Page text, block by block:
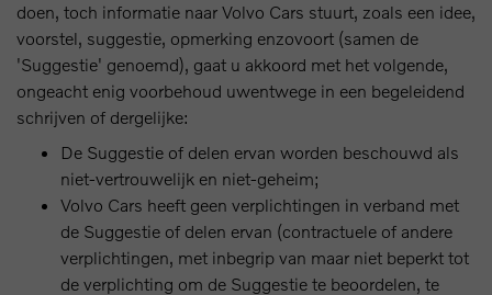
doen, toch informatie naar Volvo Cars stuurt, zoals een idee,
voorstel, suggestie, opmerking enzovoort (samen de
'Suggestie' genoemd), gaat u akkoord met het volgende,
ongeacht enig voorbehoud uwentwege in een begeleidend
schrijven of dergelijke:
De Suggestie of delen ervan worden beschouwd als
niet-vertrouwelijk en niet-geheim;
Volvo Cars heeft geen verplichtingen in verband met
de Suggestie of delen ervan (contractuele of andere
verplichtingen, met inbegrip van maar niet beperkt tot
de verplichting om de Suggestie te beoordelen, te